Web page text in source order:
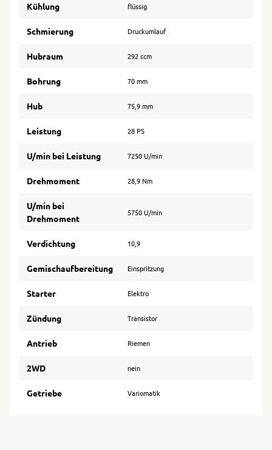
Kühlung flüssig
Schmierung Druckumlauf
Hubraum 292 ccm
Bohrung 70 mm
Hub 75,9 mm
Leistung 28 PS
U/min bei Leistung 7250 U/min
Drehmoment 28,9 Nm
U/min bei
Drehmoment
5750 U/min
Verdichtung 10,9
Gemischaufbereitung Einspritzung
Starter Elektro
Zündung Transistor
Antrieb Riemen
2WD nein
Getriebe Variomatik